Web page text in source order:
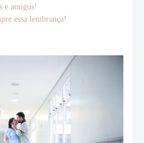
e amigos!
essa lembrança!